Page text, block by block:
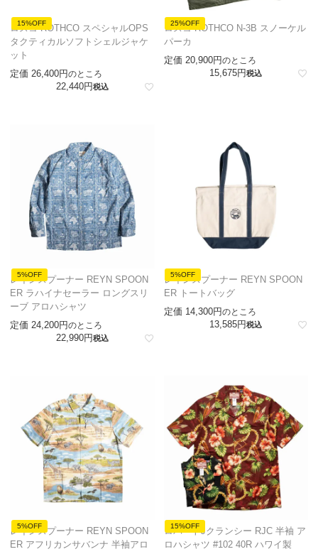
15%OFF
ロスコ ROTHCO スペシャルOPS
タクティカルソフトシェルジャケ
ット
定価 26,400 のところ
22,440 税込
25%OFF
ロスコ ROTHCO N-3B スノーケル
パーカ
定価 20,900 のところ
15,675 税込
5%OFF
レインスプーナー REYN SPOON
ER ラハイナセーラー ロングスリ
ーブ アロハシャツ
定価 24,200 のところ
22,990 税込
5%OFF
レインスプーナー REYN SPOON
ER トートバッグ
定価 14,300 のところ
13,585 税込
5%OFF
レインスプーナー REYN SPOON
ER アフリカンサバンナ 半袖アロ
15%OFF
ロバートJクランシー RJC 半袖 ア
ロハシャツ #102 40R ハワイ製